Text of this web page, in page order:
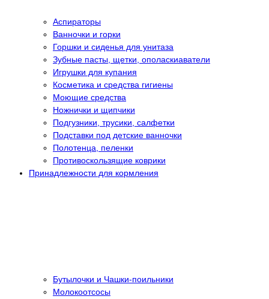
Аспираторы
Ванночки и горки
Горшки и сиденья для унитаза
Зубные пасты, щетки, ополаскиаватели
Игрушки для купания
Косметика и средства гигиены
Моющие средства
Ножнички и щипчики
Подгузники, трусики, салфетки
Подставки под детские ванночки
Полотенца, пеленки
Противоскользящие коврики
Принадлежности для кормления
Бутылочки и Чашки-поильники
Молокоотсосы